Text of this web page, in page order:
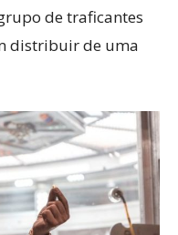
de traficantes
distribuir de uma